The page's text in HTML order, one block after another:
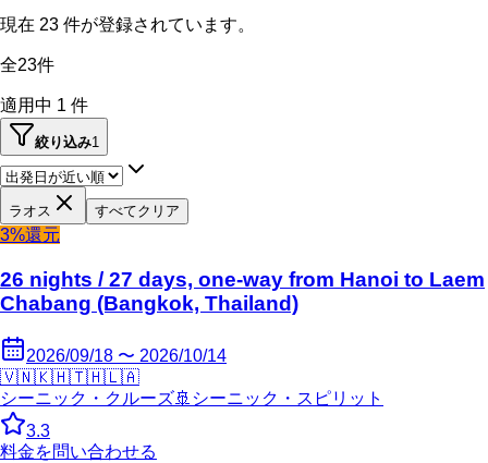
現在 23 件が登録されています。
全23件
適用中 1 件
絞り込み1
ラオス すべてクリア
3%還元
26 nights / 27 days, one-way from Hanoi to Laem
Chabang (Bangkok, Thailand)
2026/09/18 〜 2026/10/14
🇻🇳🇰🇭🇹🇭🇱🇦
シーニック・クルーズ🚢 シーニック・スピリット
3.3
料金を問い合わせる